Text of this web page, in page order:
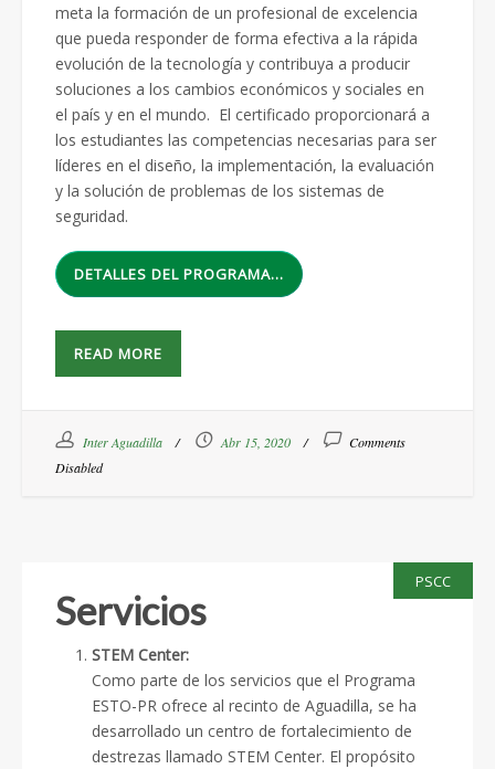
meta la formación de un profesional de excelencia
que pueda responder de forma efectiva a la rápida
evolución de la tecnología y contribuya a producir
soluciones a los cambios económicos y sociales en
el país y en el mundo. El certificado proporcionará a
los estudiantes las competencias necesarias para ser
líderes en el diseño, la implementación, la evaluación
y la solución de problemas de los sistemas de
seguridad.
DETALLES DEL PROGRAMA…
READ MORE
Inter Aguadilla Abr 15, 2020
Comments
Disabled
PSCC
Servicios
STEM Center:
Como parte de los servicios que el Programa
ESTO-PR ofrece al recinto de Aguadilla, se ha
desarrollado un centro de fortalecimiento de
destrezas llamado STEM Center. El propósito